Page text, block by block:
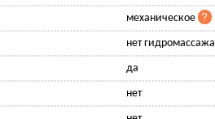
механическое
нет гидромассажа
да
нет